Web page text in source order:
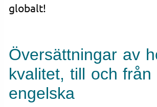
globalt!
Översättningar av
kvalitet, till och från
engelska